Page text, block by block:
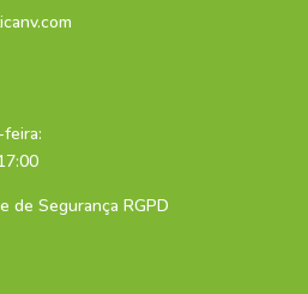
de Segurança RGPD